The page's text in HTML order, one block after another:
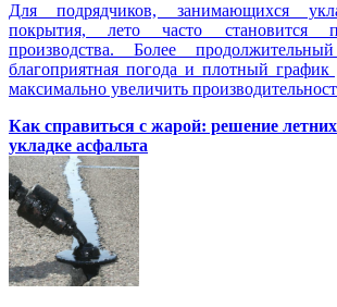
Для подрядчиков, занимающихся
покрытия, лето часто становится
производства. Более
благоприятная погода и плотный
максимально увеличить
Как справиться с жарой: решение
укладке асфальта